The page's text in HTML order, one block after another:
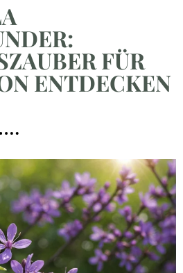
FÜR
ENTDECKEN